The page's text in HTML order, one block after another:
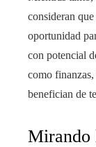
consideran
oportunidad
con potencial
como
benefician de
Mirando